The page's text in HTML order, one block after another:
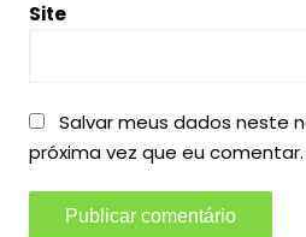
Site
Salvar meus dados neste
próxima vez que eu comentar.